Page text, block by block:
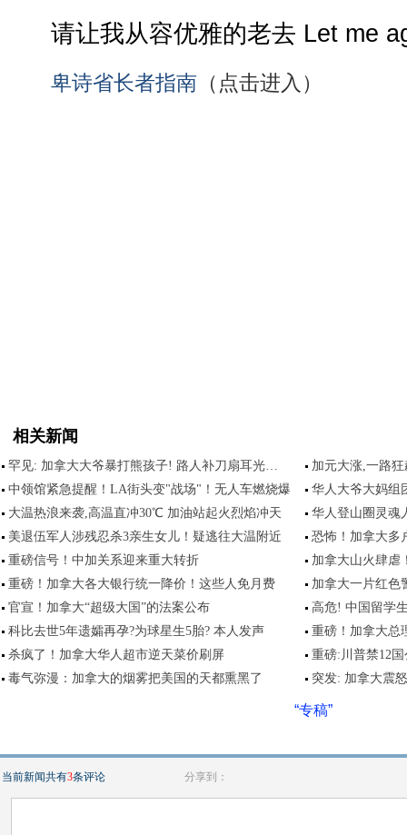
请让我从容优雅的老去 Let me
卑诗省长者指南 （点击进入）
相关新闻
罕见: 加拿大大爷暴打熊孩子! 路人补刀扇耳光…
加元大涨,一路
中领馆紧急提醒！LA街头变"战场"！无人车燃烧爆
华人大爷大妈组
大温热浪来袭,高温直冲30℃ 加油站起火烈焰冲天
华人登山圈灵魂
美退伍军人涉残忍杀3亲生女儿！疑逃往大温附近
恐怖！加拿大多
重磅信号！中加关系迎来重大转折
加拿大山火肆虐
重磅！加拿大各大银行统一降价！这些人免月费
加拿大一片红色
官宣！加拿大“超级大国”的法案公布
高危! 中国留学
科比去世5年遗孀再孕?为球星生5胎? 本人发声
重磅！加拿大总
杀疯了！加拿大华人超市逆天菜价刷屏
重磅:川普禁12
毒气弥漫：加拿大的烟雾把美国的天都熏黑了
突发: 加拿大震
“专稿”
当前新闻共有3条评论 分享到：